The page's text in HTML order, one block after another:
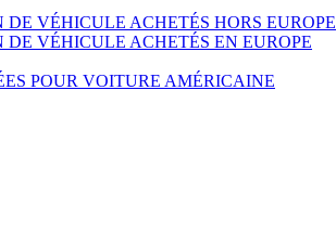
VÉHICULE ACHETÉS HORS EUROPE
VÉHICULE ACHETÉS EN EUROPE
POUR VOITURE AMÉRICAINE